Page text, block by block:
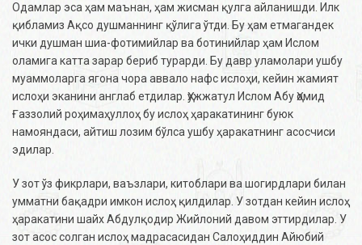
Одамлар эса ҳам маънан, ҳам жисман қулга айланишди. Илк
қибламиз Ақсо душманнинг қўлига ўтди. Бу ҳам етмагандек
ички душман шиа-фотимийлар ва ботинийлар ҳам Ислом
оламига катта зарар бериб турарди. Бу давр уламолари ушбу
муаммоларга ягона чора аввало нафс ислоҳи, кейин жамият
ислоҳи эканини англаб етдилар. Ҳужжатул Ислом Абу Ҳомид
Ғаззолий роҳимаҳуллоҳ бу ислоҳ ҳаракатининг буюк
намояндаси, айтиш лозим бўлса ушбу ҳаракатнинг асосчиси
эдилар.
У зот ўз фикрлари, ваъзлари, китоблари ва шогирдлари билан
умматни бақадри имкон ислоҳ қилдилар. У зотдан кейин ислоҳ
ҳаракатини шайх Абдулқодир Жийлоний давом эттирдилар. У
зот асос солган ислоҳ мадрасасидан Салоҳиддин Айюбий